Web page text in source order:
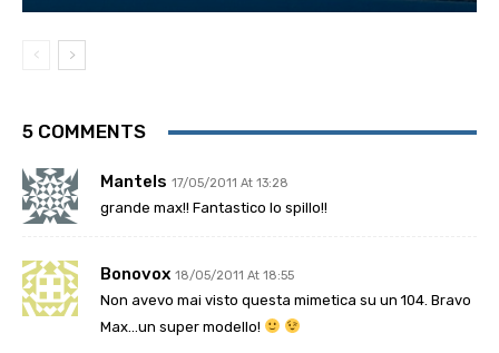
5 COMMENTS
Mantels 17/05/2011 At 13:28
grande max!! Fantastico lo spillo!!
Bonovox 18/05/2011 At 18:55
Non avevo mai visto questa mimetica su un 104. Bravo
Max…un super modello!